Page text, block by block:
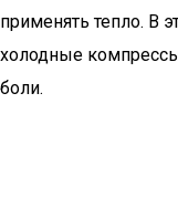
применять тепло. В
холодные
боли.